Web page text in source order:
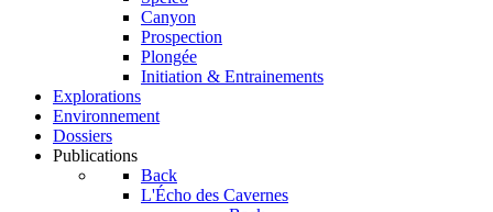
Canyon
Prospection
Plongée
Initiation & Entrainements
Explorations
Environnement
Dossiers
Publications
Back
L'Écho des Cavernes